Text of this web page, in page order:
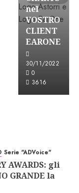
nel
VOSTRO
CLIENT
EARONE
30/11/2022
0
3616
Serie "ADVoice"
AWARDS: gli
GRANDE la